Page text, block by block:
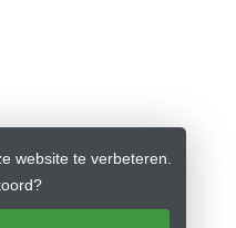
website te verbeteren.